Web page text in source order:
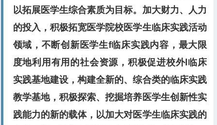
以拓展医学生综合素质为目标。加大财力、人力
的投入，积极拓宽医学院校医学生临床实践活动
领域，不断创新医学生f临床实践内容，最大限
度地利用有用的社会资源，积极促进校外l临床
实践基地建设，构建全新的、综合类的临床实践
教学基地，积极探索、挖掘培养医学生创新性实
践能力的新的载体，以加大对医学生临床实践的